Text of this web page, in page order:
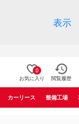
表示
0
お気に入り 閲覧履歴
カーリース 整備工場